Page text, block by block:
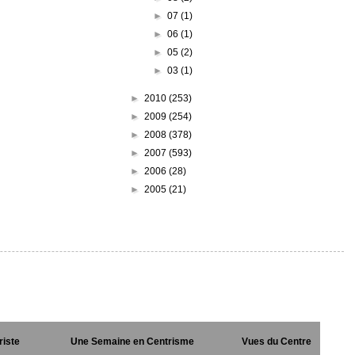
► 07 (1)
► 06 (1)
► 05 (2)
► 03 (1)
► 2010 (253)
► 2009 (254)
► 2008 (378)
► 2007 (593)
► 2006 (28)
► 2005 (21)
Une Semaine en Centrisme Vues du Centre